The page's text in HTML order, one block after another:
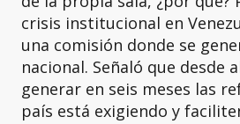
crisis institucional en
una comisión donde se
nacional. Señaló que desde
generar en seis meses las
país está exigiendo y